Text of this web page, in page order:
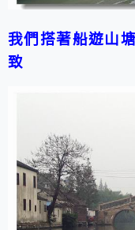
我們搭著船遊山
致